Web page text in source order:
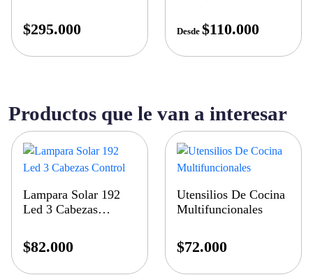
$295.000 Desde$110.000
Productos que le van a interesar
Lampara Solar 192
Led 3 Cabezas
$82.000
Utensilios De Cocina
Multifuncionales
$72.000